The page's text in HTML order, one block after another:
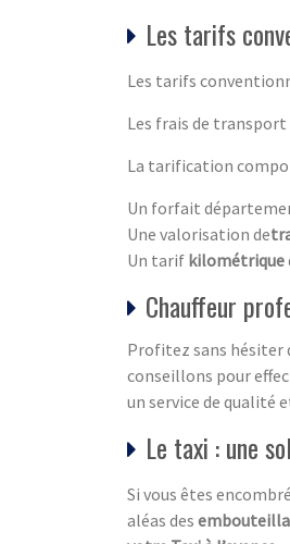
Les tarifs
Les tarifs
Les frais de transport
La tarification
Un forfait
Une valorisation de
Un tarif kilométrique
Chauffeur
Profitez sans hésiter
conseillons pour
un service de qualité
Le taxi : une
Si vous êtes
aléas des